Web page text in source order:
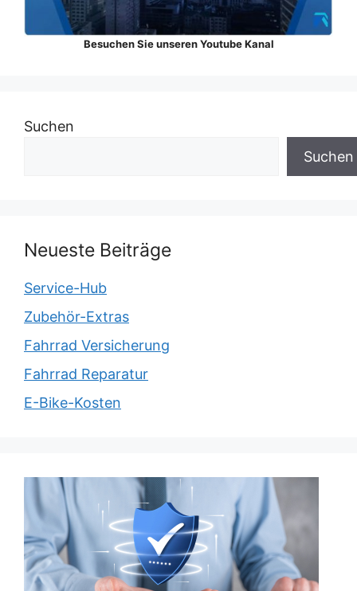
Besuchen Sie unseren Youtube Kanal
Suchen
Suchen
Neueste Beiträge
Service-Hub
Zubehör-Extras
Fahrrad Versicherung
Fahrrad Reparatur
E-Bike-Kosten